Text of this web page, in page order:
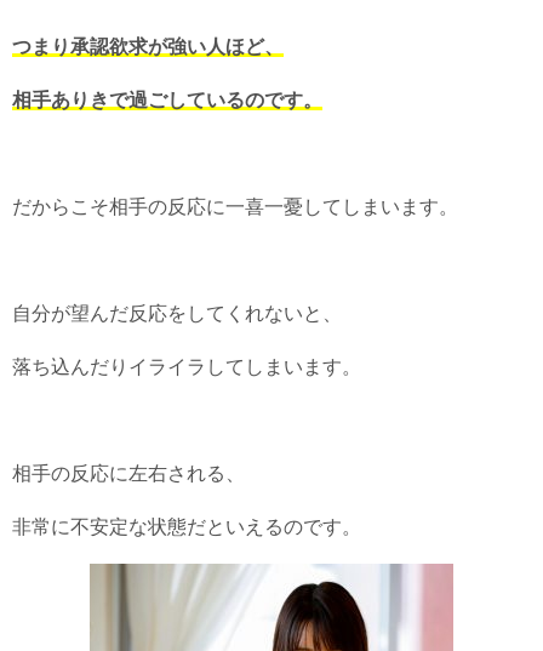
つまり承認欲求が強い人ほど、
相手ありきで過ごしているのです。
だからこそ相手の反応に一喜一憂してしまいます。
自分が望んだ反応をしてくれないと、
落ち込んだりイライラしてしまいます。
相手の反応に左右される、
非常に不安定な状態だといえるのです。